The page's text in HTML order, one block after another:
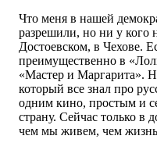
Что меня в нашей
разрешили, но ни у кого
Достоевском, в Чехове.
преимущественно в
«Мастер и Маргарита».
который все знал про
одним кино, простым и
страну. Сейчас только в
чем мы живем, чем жизнь